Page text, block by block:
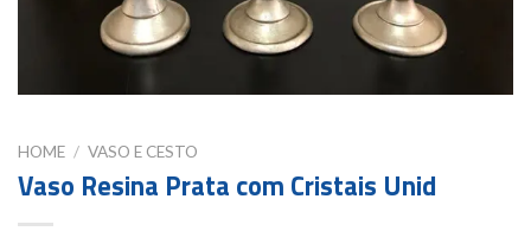
HOME / VASO E CESTO
Vaso Resina Prata com Cristais Unid